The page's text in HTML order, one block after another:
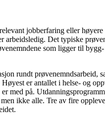
jobberfaring eller
arbeidsledig. Det typiske
som ligger til
rundt prøvenemndsarbeid,
er antallet i helse- og
med på.
ikke alle. Tre av fire